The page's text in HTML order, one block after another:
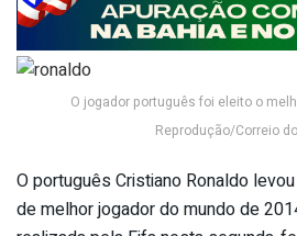
O jogador português foi eleito o
Reprodução/Correio
O português Cristiano Ronaldo
de melhor jogador do mundo de